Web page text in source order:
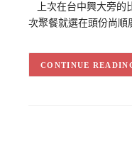
上次在台中興大旁的
次聚餐就選在頭份尚順
CONTINUE